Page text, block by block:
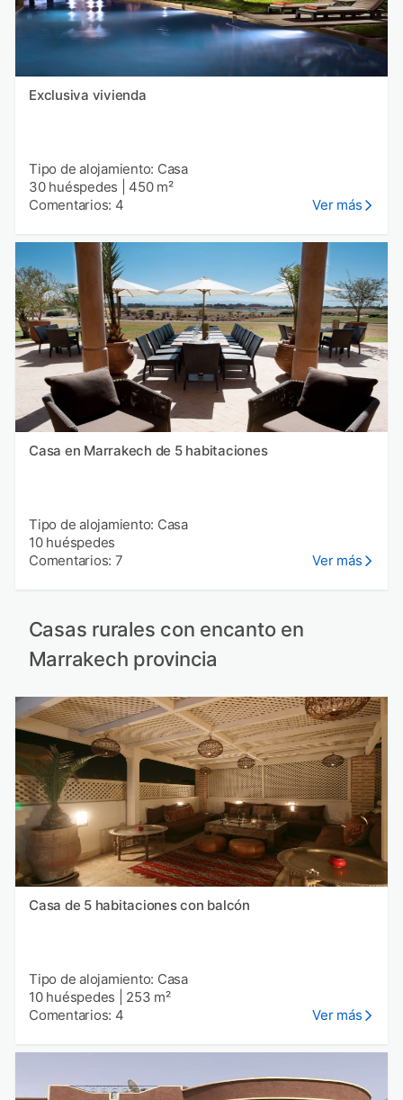
Exclusiva vivienda
Tipo de alojamiento: Casa
30 huéspedes
450 m²
Comentarios: 4
Ver más
Casa en Marrakech de 5 habitaciones
Tipo de alojamiento: Casa
10 huéspedes
Comentarios: 7
Ver más
Casas rurales con encanto en
Marrakech provincia
Casa de 5 habitaciones con balcón
Tipo de alojamiento: Casa
10 huéspedes
253 m²
Comentarios: 4
Ver más